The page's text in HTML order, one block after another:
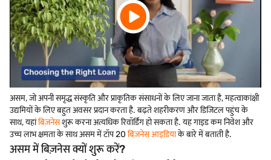
असम, जो अपनी समृद्ध संस्कृति और प्राकृतिक संसाधनों के लिए जाना जाता है, महत्वाकांक्षी
उद्यमियों के लिए बहुत अवसर प्रदान करता है. बढ़ते शहरीकरण और डिजिटल पहुंच के
साथ, यहांबिज़नेसशुरू करना अत्यधिक रिवॉर्डिंग हो सकता है. यह गाइड कम निवेश और
उच्च लाभ क्षमता के साथ असम में टॉप 20बिज़नेस आइडियाके बारे में बताती है.
असम में बिज़नेस क्यों शुरू करें?